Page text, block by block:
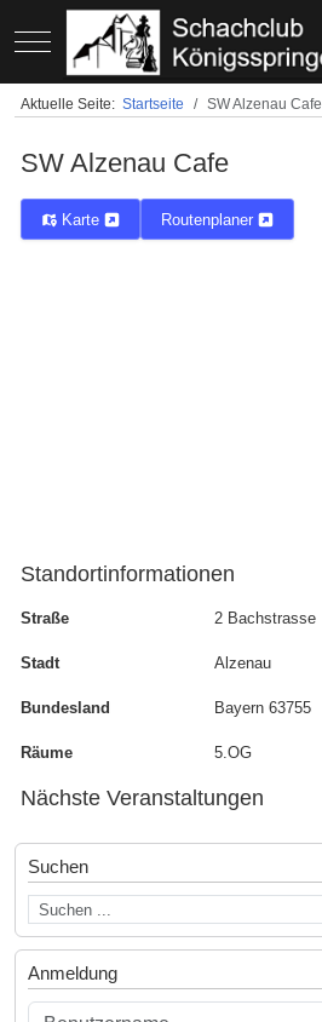
Mobile Menu Toggle
Aktuelle Seite: Startseite SW Alzenau Cafe
SW Alzenau Cafe
Karte Routenplaner
Standortinformationen
Straße 2 Bachstrasse
Stadt Alzenau
Bundesland Bayern 63755
Räume 5.OG
Nächste Veranstaltungen
Suchen
Anmeldung
Benutzername